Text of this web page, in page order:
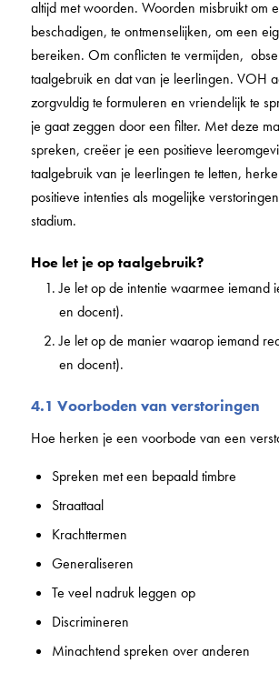
altijd met woorden. Woorden misbruikt om
beschadigen, te ontmenselijken, om een
bereiken. Om conflicten te vermijden,
taalgebruik en dat van je leerlingen. VOH
zorgvuldig te formuleren en vriendelijk te
je gaat zeggen door een filter. Met deze
spreken, creëer je een positieve
taalgebruik van je leerlingen te letten,
positieve intenties als mogelijke
stadium.
Hoe let je op taalgebruik?
Je let op de intentie waarmee iemand
en docent).
Je let op de manier waarop iemand
en docent).
4.1 Voorboden van verstoringen
Hoe herken je een voorbode van een
Spreken met een bepaald timbre
Straattaal
Krachttermen
Generaliseren
Te veel nadruk leggen op
Discrimineren
Minachtend spreken over anderen